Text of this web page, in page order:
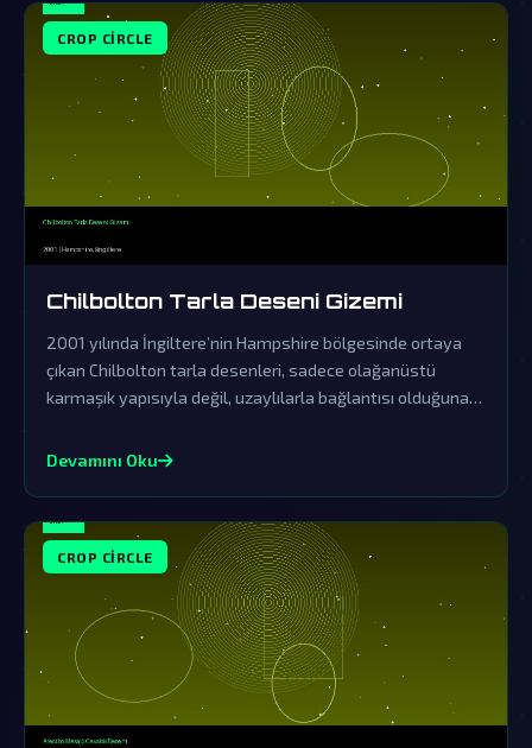
CROP CIRCLE
Chilbolton Tarla Deseni Gizemi
2001 yılında İngiltere’nin Hampshire bölgesinde ortaya
çıkan Chilbolton tarla desenleri, sadece olağanüstü
karmaşık yapısıyla değil, uzaylılarla bağlantısı olduğuna
uyandırdı. Resmi kurumların örtbas çabalarına rağmen, bu
Devamını Oku
CROP CIRCLE